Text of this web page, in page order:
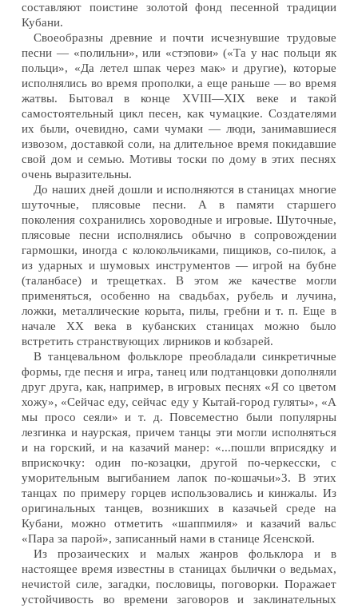
составляют поистине золотой фонд песенной традиции
Кубани.
Своеобразны древние и почти исчезнувшие трудовые
песни — «полильни», или «стэпови» («Та у нас польци як
польци», «Да летел шпак через мак» и другие), которые
исполнялись во время прополки, а еще раньше — во время
жатвы. Бытовал в конце XVIII—XIX веке и такой
самостоятельный цикл песен, как чумацкие. Создателями
их были, очевидно, сами чумаки — люди, занимавшиеся
извозом, доставкой соли, на длительное время покидавшие
свой дом и семью. Мотивы тоски по дому в этих песнях
очень выразительны.
До наших дней дошли и исполняются в станицах многие
шуточные, плясовые песни. А в памяти старшего
поколения сохранились хороводные и игровые. Шуточные,
плясовые песни исполнялись обычно в сопровождении
гармошки, иногда с колокольчиками, пищиков, со-пилок, а
из ударных и шумовых инструментов — игрой на бубне
(таланбасе) и трещетках. В этом же качестве могли
применяться, особенно на свадьбах, рубель и лучина,
ложки, металлические корыта, пилы, гребни и т. п. Еще в
начале XX века в кубанских станицах можно было
встретить странствующих лирников и кобзарей.
В танцевальном фольклоре преобладали синкретичные
формы, где песня и игра, танец или подтанцовки дополняли
друг друга, как, например, в игровых песнях «Я со цветом
хожу», «Сейчас еду, сейчас еду у Кытай-город гуляты», «А
мы просо сеяли» и т. д. Повсеместно были популярны
лезгинка и наурская, причем танцы эти могли исполняться
и на горский, и на казачий манер: «...пошли вприсядку и
вприскочку: один по-козацки, другой по-черкесски, с
уморительным выгибанием лапок по-кошачьи»3. В этих
танцах по примеру горцев использовались и кинжалы. Из
оригинальных танцев, возникших в казачьей среде на
Кубани, можно отметить «шаппмиля» и казачий вальс
«Пара за парой», записанный нами в станице Ясенской.
Из прозаических и малых жанров фольклора и в
настоящее время известны в станицах былички о ведьмах,
нечистой силе, загадки, пословицы, поговорки. Поражает
устойчивость во времени заговоров и заклинательных